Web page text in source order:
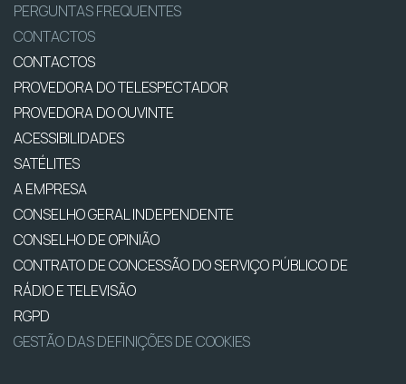
PERGUNTAS FREQUENTES
CONTACTOS
CONTACTOS
PROVEDORA DO TELESPECTADOR
PROVEDORA DO OUVINTE
ACESSIBILIDADES
SATÉLITES
A EMPRESA
CONSELHO GERAL INDEPENDENTE
CONSELHO DE OPINIÃO
CONTRATO DE CONCESSÃO DO SERVIÇO PÚBLICO DE
RÁDIO E TELEVISÃO
RGPD
GESTÃO DAS DEFINIÇÕES DE COOKIES